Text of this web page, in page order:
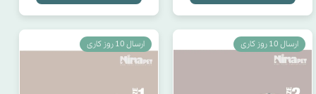
ارسال 10 روز کاری ارسال 10 روز کاری